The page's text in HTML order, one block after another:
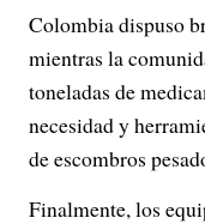
Colombia dispuso
mientras la
toneladas de
necesidad y
de escombros
Finalmente, los